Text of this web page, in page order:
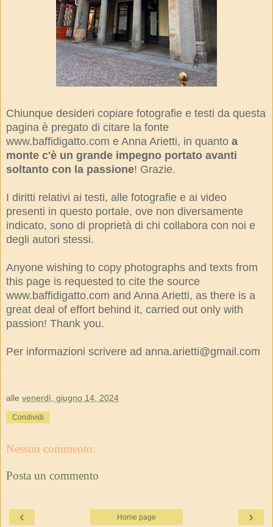
Chiunque desideri copiare fotografie e testi da questa
pagina è pregato di citare la fonte
www.baffidigatto.com e Anna Arietti, in quanto a
monte c'è un grande impegno portato avanti
soltanto con la passione! Grazie.
I diritti relativi ai testi, alle fotografie e ai video
presenti in questo portale, ove non diversamente
indicato, sono di proprietà di chi collabora con noi e
degli autori stessi.
Anyone wishing to copy photographs and texts from
this page is requested to cite the source
www.baffidigatto.com and Anna Arietti, as there is a
great deal of effort behind it, carried out only with
passion! Thank you.
Per informazioni scrivere ad anna.arietti@gmail.com
alle venerdì, giugno 14, 2024
Condividi
Nessun commento:
Posta un commento
‹ ›
Home page